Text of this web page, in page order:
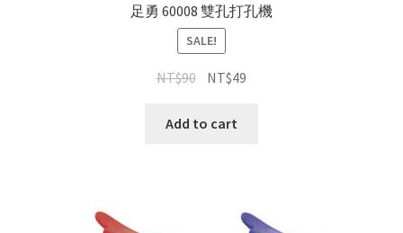
足勇 60008 雙孔打孔機
SALE!
NT$90 NT$49
Add to cart